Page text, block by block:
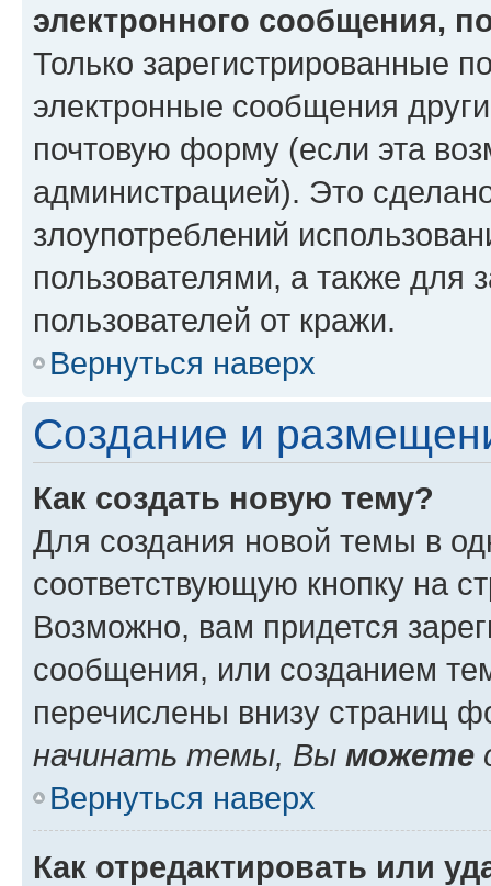
электронного сообщения,
Только зарегистрированные
электронные сообщения
почтовую форму (если эта
администрацией). Это
злоупотреблений
пользователями, а также для
пользователей от кражи.
Вернуться наверх
Создание и
Как создать новую тему?
Для создания новой темы в
соответствующую кнопку на
Возможно, вам придется
сообщения, или созданием
перечислены внизу страниц
начинать темы, Вы можете
Вернуться наверх
Как отредактировать или